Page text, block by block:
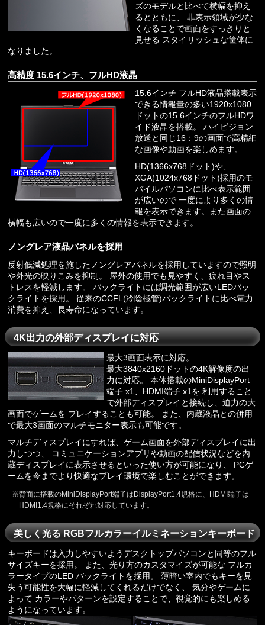
ズのモデルと比べて横幅を抑え
るとともに、 非表示領域が少な
くなることで画面をすっきりと
見せる スタイリッシュな筐体に
なりました。
高精度 15.6インチ、フルHD液晶
15.6インチ フルHD液晶搭載表示
できる情報量の多い1920x1080
ドットの15.6インチのフルHDワ
イド液晶を搭載。 ハイビジョン
放送と同じ16：9の画面で高精細
な画像や動画を楽しめます。
HD(1366x768ドット)や、
XGA(1024x768ドット)採用のモ
バイルパソコンに比べ表示範囲
が広いので 一度により多くの情
報を表示できます。また画面の
横幅も広いので一度に多くの情報を表示できます。
ノングレア液晶パネルを採用
反射低減処理を施したノングレアパネルを採用していますので照明
や外光の映りこみを抑制。 屋外の使用でも見やすく、疲れ目やス
トレスを軽減します。 バックライトには調光範囲が広いLEDバッ
クライトを採用。 従来のCCFL(冷陰極管)バックライトに比べ電力
消費を抑え、長寿命になっています。
4K出力の外部ディスプレイに対応
最大3画面表示に対応。
最大3840x2160ドットの4K解像度の出
力に対応。 本体搭載のMiniDisplayPort
端子 x1、HDMI端子 x1を 利用すること
で外部ディスプレイと接続し、迫力の大
画面でゲームを プレイすることも可能。 また、内蔵液晶との併用
で最大3画面のマルチモニター表示も可能です。
マルチディスプレイにすれば、ゲーム画面を外部ディスプレイに出
力しつつ、 コミュニケーションアプリや動画の配信状況などを内
蔵ディスプレイに表示させるといった使い方が可能になり、 PCゲ
ームを今までより快適なプレイ環境で楽しむことができます。
背面に搭載のMiniDisplayPort端子はDisplayPort1.4規格に、HDMI端子は
HDMI1.4規格にそれぞれ対応しています。
美しく光る RGBフルカラーイルミネーションキーボード
キーボードは入力しやすいようデスクトップパソコンと同等のフル
サイズキーを採用。 また、光り方のカスタマイズが可能な フルカ
ラータイプのLED バックライトを採用。 薄暗い室内でもキーを見
失う可能性を大幅に軽減してくれるだけでなく、 気分やゲームに
よって カラーやパターンを設定することで、視覚的にも楽しめる
ようになっています。